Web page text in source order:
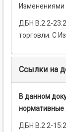
ДБН В.2.2-
торговли. С
Ссылки на
В данном
нормативные
ДБН В.2.2-